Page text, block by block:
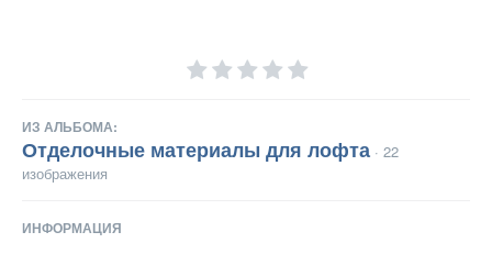
ИЗ АЛЬБОМА:
Отделочные материалы для лофта · 22
изображения
ИНФОРМАЦИЯ